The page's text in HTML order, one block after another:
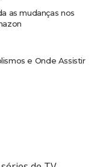
as mudanças nos
e Onde Assistir